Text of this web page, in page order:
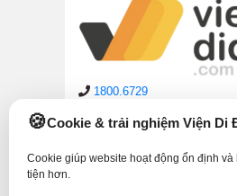
Cookie & trải nghiệm Viện Di
Cookie giúp website hoạt động ổn định
tiện hơn.
1800.6729
08:00 – 21:00hàng ngày
(cả Chủ nhật & ngày lễ)